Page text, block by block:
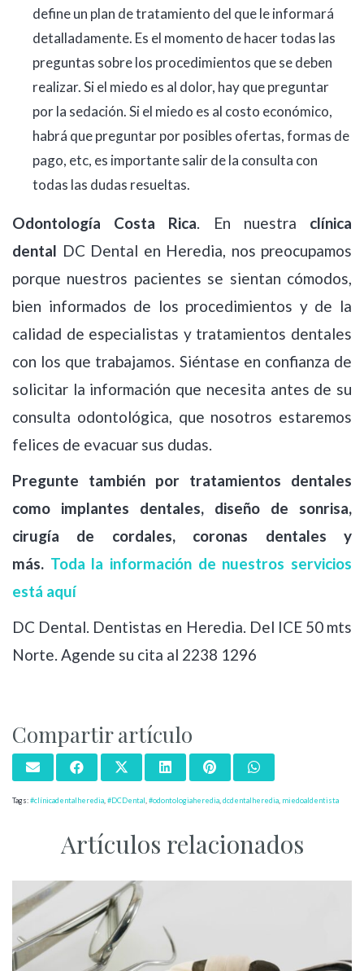
define un plan de tratamiento del que le informará
detalladamente. Es el momento de hacer todas las
preguntas sobre los procedimientos que se deben
realizar. Si el miedo es al dolor, hay que preguntar
por la sedación. Si el miedo es al costo económico,
habrá que preguntar por posibles ofertas, formas de
pago, etc, es importante salir de la consulta con
todas las dudas resueltas.
Odontología Costa Rica. En nuestra clínica
dental DC Dental en Heredia, nos preocupamos
porque nuestros pacientes se sientan cómodos,
bien informados de los procedimientos y de la
calidad de especialistas y tratamientos dentales
con los que trabajamos. Siéntase en confianza de
solicitar la información que necesita antes de su
consulta odontológica, que nosotros estaremos
felices de evacuar sus dudas.
Pregunte también por tratamientos dentales
como implantes dentales, diseño de sonrisa,
cirugía de cordales, coronas dentales y
más. Toda la información de nuestros servicios
está aquí
DC Dental. Dentistas en Heredia. Del ICE 50 mts
Norte. Agende su cita al 2238 1296
Compartir artículo
Tags:#clínicadentalheredia #DCDental #odontologiaheredia dcdentalheredia miedoaldentista
Artículos relacionados